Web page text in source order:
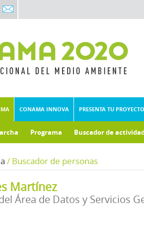
CONAMA INNOVA PRESENTA TU PROYECTO
Programa Buscador de
/ Buscador de personas
Martínez
Área de Datos y Servicios